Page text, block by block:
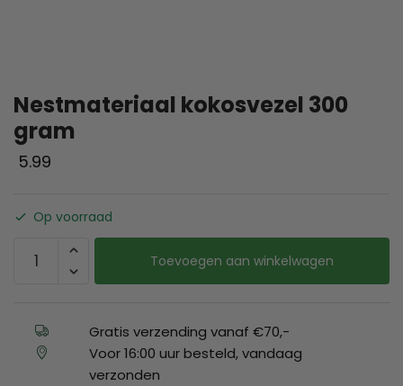
Nestmateriaal kokosvezel 300
gram
5.99
Op voorraad
Toevoegen aan winkelwagen
Gratis verzending vanaf €70,-
Voor 16:00 uur besteld, vandaag
verzonden